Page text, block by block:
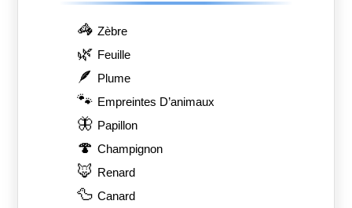
🦓 Zèbre
🌿 Feuille
🪶 Plume
🐾 Empreintes D’animaux
🦋 Papillon
🍄 Champignon
🦊 Renard
🦆 Canard